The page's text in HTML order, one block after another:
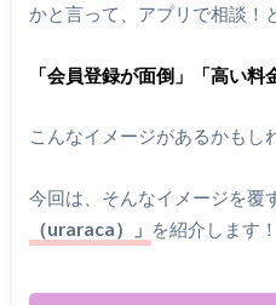
かと言って、アプリで相談！
「会員登録が面倒」「高い料
こんなイメージがあるかもし
今回は、そんなイメージを覆
（uraraca）」 を紹介します！